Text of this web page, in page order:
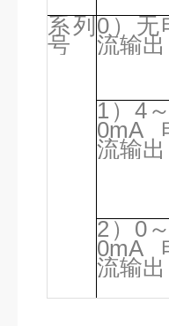
系列
号
0）无
流输出
1）4
0mA
流输出
2）0
0mA
流输出